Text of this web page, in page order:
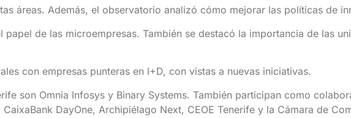
áreas. Además, el observatorio analizó cómo mejorar las políticas de
de las microempresas. También se destacó la importancia de las
con empresas punteras en I+D, con vistas a nuevas iniciativas.
son Omnia Infosys y Binary Systems. También participan como
DayOne, Archipiélago Next, CEOE Tenerife y la Cámara de